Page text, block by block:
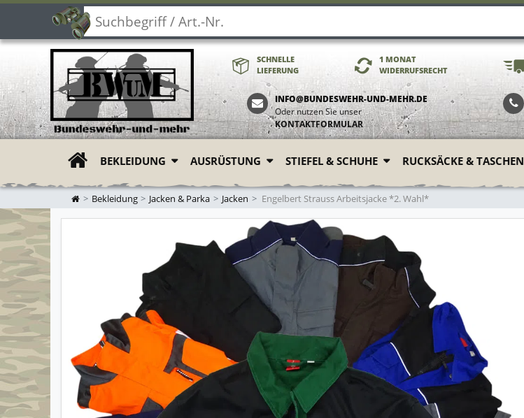
SCHNELLE
LIEFERUNG
1 MONAT
WIDERRUFSRECHT
INFO@BUNDESWEHR-UND-MEHR.DE
Oder nutzen Sie unser
KONTAKTFORMULAR
ZUR STARTSEITE
BEKLEIDUNG AUSRÜSTUNG STIEFEL & SCHUHE RUCKSÄCKE & TASCHEN
Bekleidung Jacken & Parka Jacken Engelbert Strauss Arbeitsjacke *2. Wahl*